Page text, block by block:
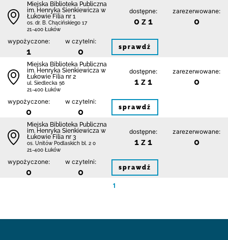
Miejska Biblioteka Publiczna
im. Henryka Sienkiewicza w
Łukowie Filia nr 1
os. dr. B. Chącińskiego 17
21-400 Łuków
dostępne:
0 z 1
zarezerwowane:
0
wypożyczone:
1
w czytelni:
0 sprawdź
Miejska Biblioteka Publiczna
im. Henryka Sienkiewicza w
Łukowie Filia nr 2
ul. Siedlecka 56
21-400 Łuków
dostępne:
1 z 1
zarezerwowane:
0
wypożyczone:
0
w czytelni:
0 sprawdź
Miejska Biblioteka Publiczna
im. Henryka Sienkiewicza w
Łukowie Filia nr 3
os. Unitów Podlaskich bl. 2 0
21-400 Łuków
dostępne:
1 z 1
zarezerwowane:
0
wypożyczone:
0
w czytelni:
0 sprawdź
1